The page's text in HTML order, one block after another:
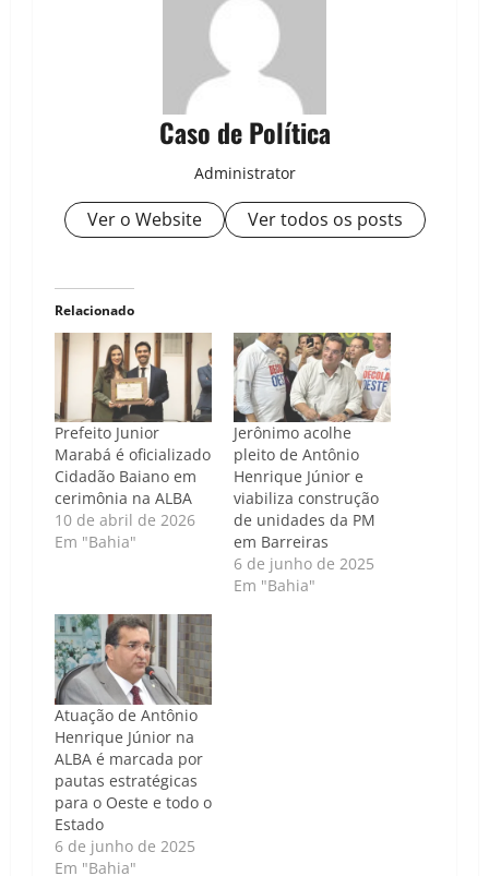
Caso de Política
Administrator
Ver o Website Ver todos os posts
Relacionado
Prefeito Junior
Marabá é oficializado
Cidadão Baiano em
cerimônia na ALBA
10 de abril de 2026
Em "Bahia"
Jerônimo acolhe
pleito de Antônio
Henrique Júnior e
viabiliza construção
de unidades da PM
em Barreiras
6 de junho de 2025
Em "Bahia"
Atuação de Antônio
Henrique Júnior na
ALBA é marcada por
pautas estratégicas
para o Oeste e todo o
Estado
6 de junho de 2025
Em "Bahia"